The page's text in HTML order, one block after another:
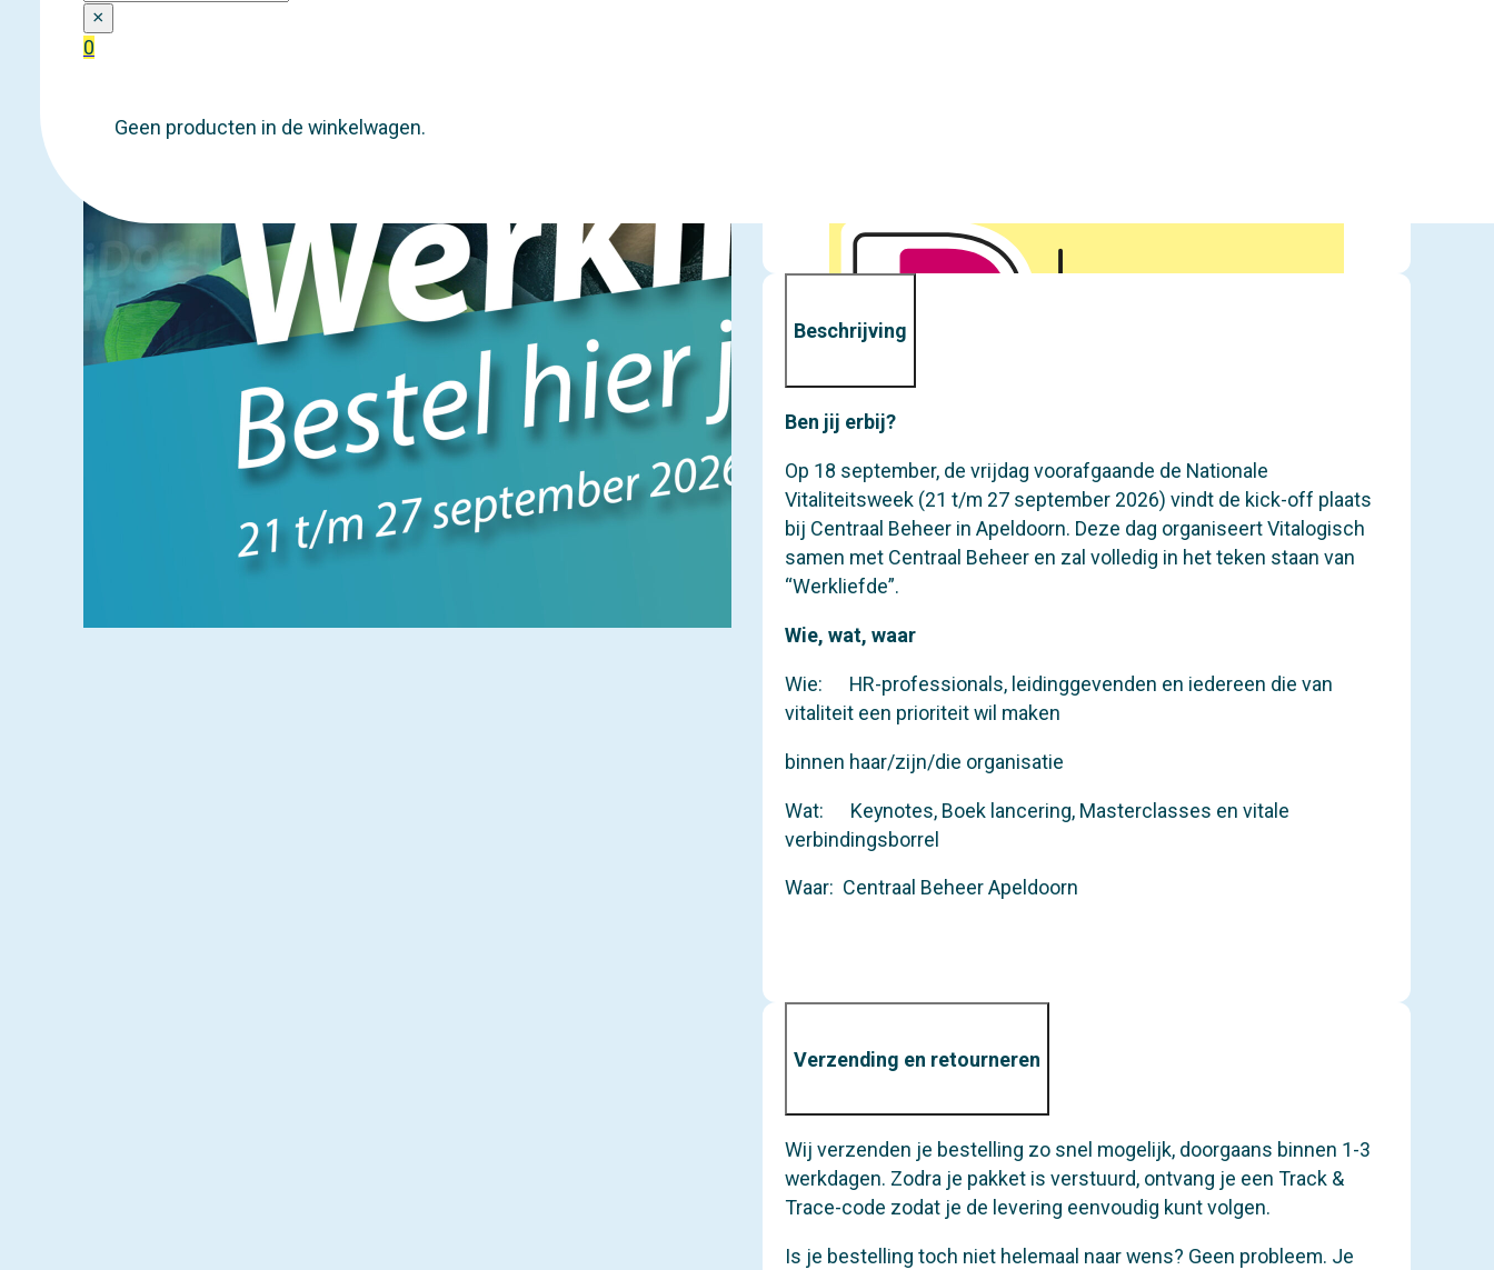
×
0
Geen producten in de winkelwagen.
Beschrijving
Ben jij erbij?
Op 18 september, de vrijdag voorafgaande de Nationale
Vitaliteitsweek (21 t/m 27 september 2026) vindt de kick-off plaats
bij Centraal Beheer in Apeldoorn. Deze dag organiseert Vitalogisch
samen met Centraal Beheer en zal volledig in het teken staan van
“Werkliefde”.
Wie, wat, waar
Wie: HR-professionals, leidinggevenden en iedereen die van
vitaliteit een prioriteit wil maken
binnen haar/zijn/die organisatie
Wat: Keynotes, Boek lancering, Masterclasses en vitale
verbindingsborrel
Waar: Centraal Beheer Apeldoorn
Verzending en retourneren
Wij verzenden je bestelling zo snel mogelijk, doorgaans binnen 1-3
werkdagen. Zodra je pakket is verstuurd, ontvang je een Track &
Trace-code zodat je de levering eenvoudig kunt volgen.
Is je bestelling toch niet helemaal naar wens? Geen probleem. Je